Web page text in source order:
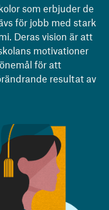
som erbjuder de
för jobb med stark
Deras vision är att
motivationer
för att
resultat av